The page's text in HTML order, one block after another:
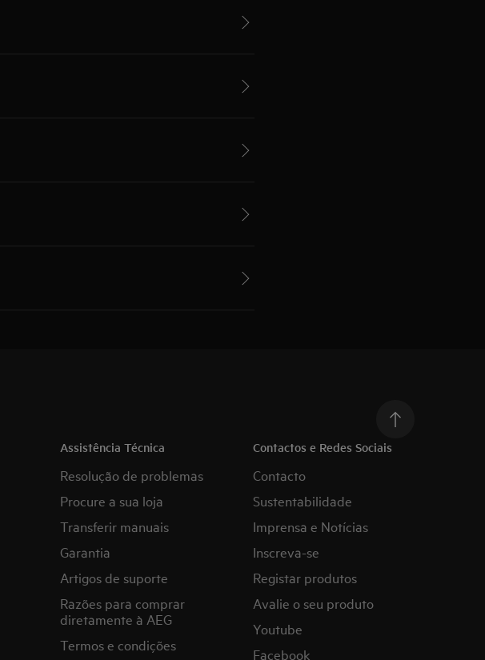
Assistência Técnica
Resolução de problemas
Procure a sua loja
Transferir manuais
Garantia
Artigos de suporte
Razões para comprar
diretamente à AEG
Termos e condições
Contactos e Redes Sociais
Contacto
Sustentabilidade
Imprensa e Notícias
Inscreva-se
Registar produtos
Avalie o seu produto
Youtube
Facebook